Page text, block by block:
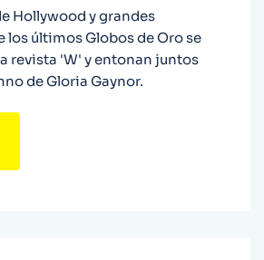
Hollywood y grandes
los últimos Globos de Oro se
revista 'W' y entonan juntos
de Gloria Gaynor.